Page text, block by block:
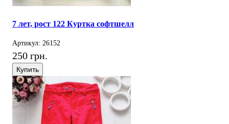
7 лет, рост 122 Куртка софтшелл
Артикул: 26152
250 грн.
Купить